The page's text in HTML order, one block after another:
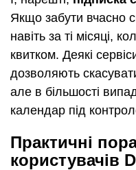
Якщо забути вчасно
навіть за ті місяці,
квитком. Деякі
дозволяють
але в більшості
календар під
Практичні
користувачів